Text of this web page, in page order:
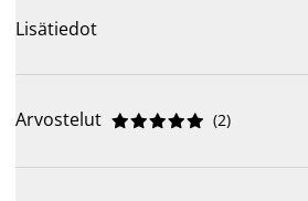
Lisätiedot
Arvostelut 




 (2)